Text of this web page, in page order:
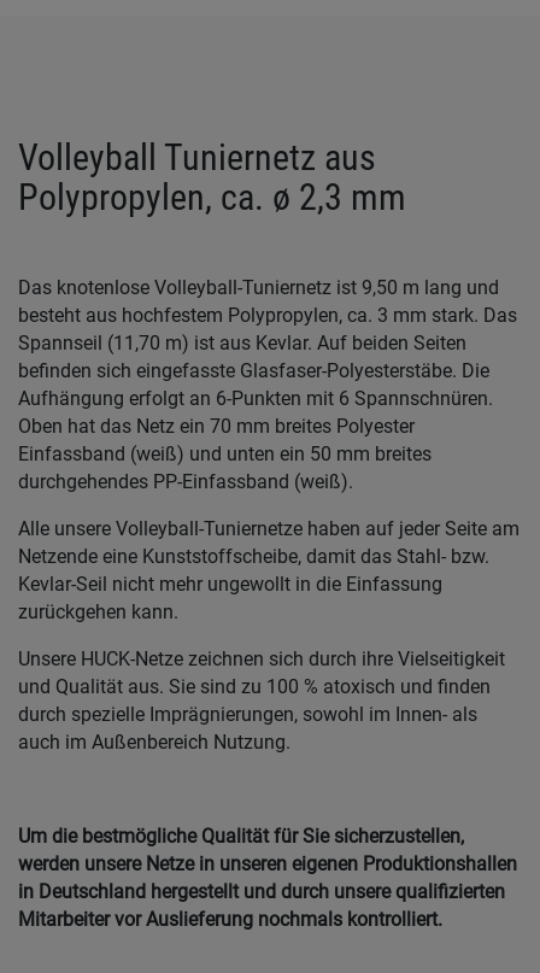
Volleyball Tuniernetz aus
Polypropylen, ca. ø 2,3 mm
Das knotenlose Volleyball-Tuniernetz ist 9,50 m lang und
besteht aus hochfestem Polypropylen, ca. 3 mm stark. Das
Spannseil (11,70 m) ist aus Kevlar. Auf beiden Seiten
befinden sich eingefasste Glasfaser-Polyesterstäbe. Die
Aufhängung erfolgt an 6-Punkten mit 6 Spannschnüren.
Oben hat das Netz ein 70 mm breites Polyester
Einfassband (weiß) und unten ein 50 mm breites
durchgehendes PP-Einfassband (weiß).
Alle unsere Volleyball-Tuniernetze haben auf jeder Seite am
Netzende eine Kunststoffscheibe, damit das Stahl- bzw.
Kevlar-Seil nicht mehr ungewollt in die Einfassung
zurückgehen kann.
Unsere HUCK-Netze zeichnen sich durch ihre Vielseitigkeit
und Qualität aus. Sie sind zu 100 % atoxisch und finden
durch spezielle Imprägnierungen, sowohl im Innen- als
auch im Außenbereich Nutzung.
Um die bestmögliche Qualität für Sie sicherzustellen,
werden unsere Netze in unseren eigenen Produktionshallen
in Deutschland hergestellt und durch unsere qualifizierten
Mitarbeiter vor Auslieferung nochmals kontrolliert.